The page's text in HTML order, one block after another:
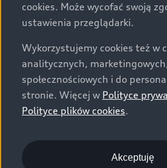
informacji prosimy kontaktować
Audi.
Wszystkie produkowane obecnie
są wykonywane z materiałów
względem możliwości odzysku i
określone w normie ISO 22628 i są
europejskimi świadectwami
o.o. podlega obowiązkowi
użytkownikom samochodów marki
cookies. Może wycofać swoją
ustawienia przeglądarki.
Wykorzystujemy cookies też w
analitycznych,
społecznościowych i do
stronie. Więcej w Polityce
Polityce plików cookies.
Akceptuję